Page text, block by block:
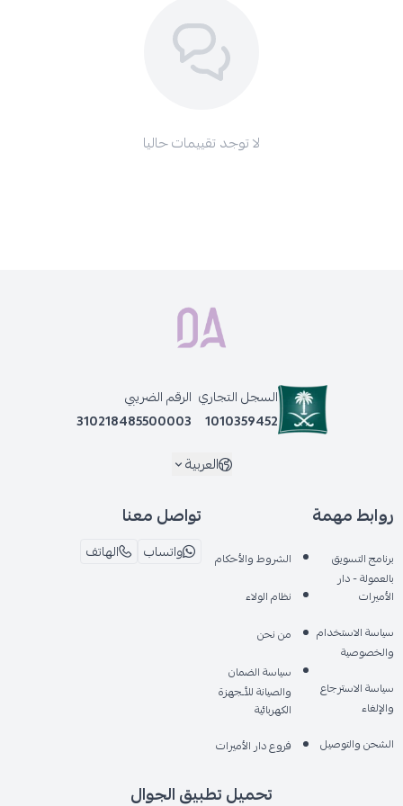
لا توجد تقييمات حاليا
السجل التجاري
1010359452
الرقم الضريبي
310218485500003
العربية
روابط مهمة
برنامج التسويق
بالعمولة - دار
الأميرات
سياسة الاستخدام
والخصوصية
سياسة الاسترجاع
والإلغاء
الشحن والتوصيل
الشروط والأحكام
نظام الولاء
من نحن
سياسة الضمان
والصيانة للأـجهزة
الكهربائية
فروع دار الأميرات
تواصل معنا
واتساب الهاتف
تحميل تطبيق الجوال